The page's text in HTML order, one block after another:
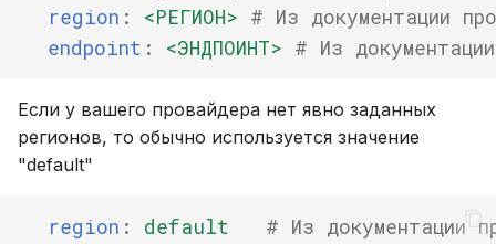
region : <РЕГИОН> # Из документации
endpoint : <ЭНДПОИНТ> # Из
Если у вашего провайдера нет явно заданных
регионов, то обычно используется значение
"default"
region : default # Из документации